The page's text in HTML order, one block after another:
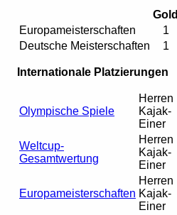
Gold
Europameisterschaften
1
Deutsche Meisterschaften
1
Internationale Platzierungen
Olympische Spiele
Herren
Kajak-
Einer
Weltcup-
Gesamtwertung
Herren
Kajak-
Einer
Europameisterschaften
Herren
Kajak-
Einer